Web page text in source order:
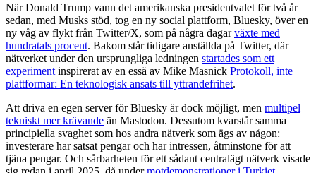
När Donald Trump vann det amerikanska presidentvalet för två år
sedan, med Musks stöd, tog en ny social plattform, Bluesky, över en
ny våg av flykt från Twitter/X, som på några dagarväxte med
hundratals procent. Bakom står tidigare anställda på Twitter, där
nätverket under den ursprungliga ledningen startades som ett
experiment inspirerat av en essä av Mike Masnick Protokoll, inte
plattformar: En teknologisk ansats till yttrandefrihet.
Att driva en egen server för Bluesky är dock möjligt, men multipel
tekniskt mer krävande än Mastodon. Dessutom kvarstår samma
principiella svaghet som hos andra nätverk som ägs av någon:
investerare har satsat pengar och har intressen, åtminstone för att
tjäna pengar. Och sårbarheten för ett sådant centralägt nätverk visade